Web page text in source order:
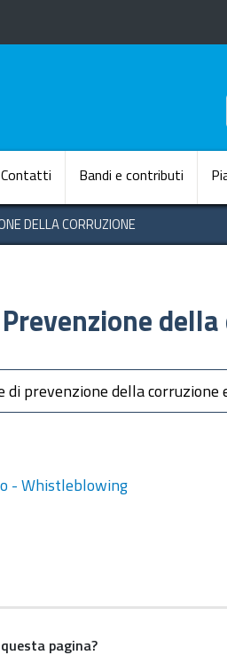
Navigazione
Contatti Bandi e contributi
DELLA CORRUZIONE
Prevenzione
di prevenzione della corruzione
- Whistleblowing
pagina?